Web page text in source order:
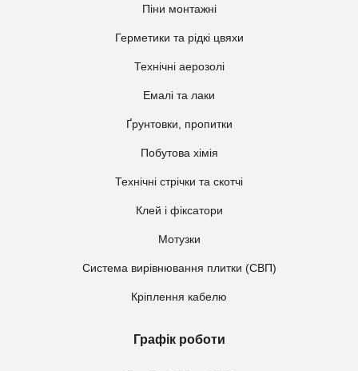
Піни монтажні
Герметики та рідкі цвяхи
Технічні аерозолі
Емалі та лаки
Ґрунтовки, пропитки
Побутова хімія
Технічні стрічки та скотчі
Клей і фіксатори
Мотузки
Система вирівнювання плитки (СВП)
Кріплення кабелю
Графік роботи